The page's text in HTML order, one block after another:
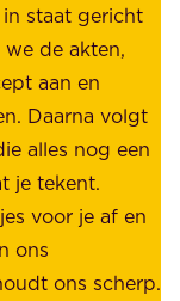
staat gericht
de akten,
aan en
Daarna volgt
alles nog een
je tekent.
voor je af en
ons
ons scherp.